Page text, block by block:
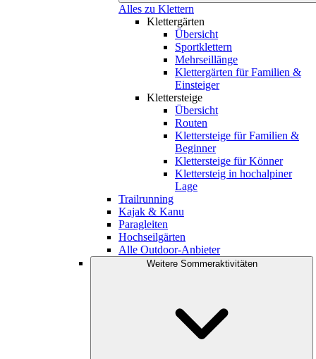
Alles zu Klettern
Klettergärten
Übersicht
Sportklettern
Mehrseillänge
Klettergärten für Familien &
Einsteiger
Klettersteige
Übersicht
Routen
Klettersteige für Familien &
Beginner
Klettersteige für Könner
Klettersteig in hochalpiner
Lage
Trailrunning
Kajak & Kanu
Paragleiten
Hochseilgärten
Alle Outdoor-Anbieter
Weitere Sommeraktivitäten